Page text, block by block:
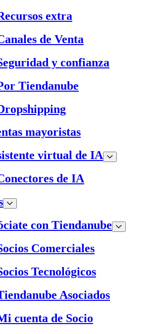
extra
de Venta
y confianza
Tiendanube
mayoristas
virtual de IA
de IA
con Tiendanube
Comerciales
Tecnológicos
Asociados
cuenta de Socio